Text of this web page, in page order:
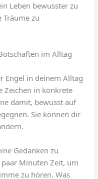
Leben bewusster zu
Träume zu
im Alltag
Engel in deinem Alltag
Zeichen in konkrete
damit, bewusst auf
Sie können dir
Gedanken zu
Minuten Zeit, um
zu hören. Was